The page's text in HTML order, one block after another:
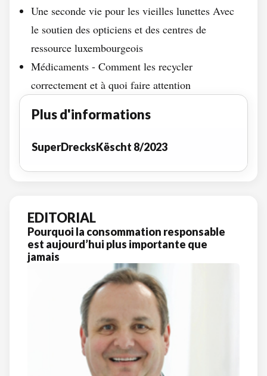
Une seconde vie pour les vieilles lunettes Avec
le soutien des opticiens et des centres de
ressource luxembourgeois
Médicaments - Comment les recycler
correctement et à quoi faire attention
Plus d'informations
SuperDrecksKëscht 8/2023
EDITORIAL
Pourquoi la consommation responsable
est aujourd’hui plus importante que
jamais